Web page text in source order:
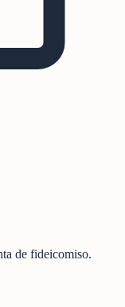
de fideicomiso.